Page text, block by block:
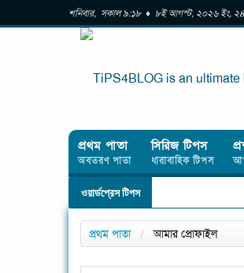
শনিবার, সকাল ৯:১৮ ♦ ৮ই আগস্ট, ২০২৬ ইং,
প্রথম পাতা
অবতরণ পাতা
সিরিজ টিপস
ধারাবাহিক টিপস
ওয়ার্ডপ্রেস টিপস
প্রথম পাতা আমার প্রোফাইল